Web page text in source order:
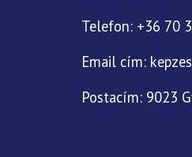
Telefon: +36 70
Email cím:
Postacím: 9023